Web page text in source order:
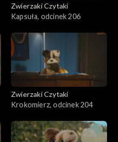
Zwierzaki Czytaki
Kapsuła, odcinek 206
Zwierzaki Czytaki
Krokomierz, odcinek 204